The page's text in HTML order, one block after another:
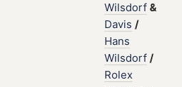
Wilsdorf &
Davis /
Hans
Wilsdorf /
Rolex